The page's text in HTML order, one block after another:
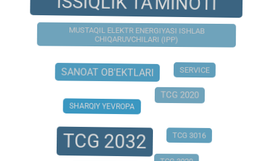
ISSIQLIK TA'MINOTI
MUSTAQIL ELEKTR ENERGIYASI ISHLAB
CHIQARUVCHILARI (IPP)
SANOAT OB'EKTLARI SERVICE
SHARQIY YEVROPA
TCG 2020
TCG 2032 TCG 3016